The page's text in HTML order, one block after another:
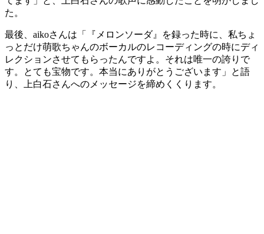
た。
最後、aikoさんは「『メロンソーダ』を録った時に、私ちょ
っとだけ萌歌ちゃんのボーカルのレコーディングの時にディ
レクションさせてもらったんですよ。それは唯一の誇りで
す。とても宝物です。本当にありがとうございます」と語
り、上白石さんへのメッセージを締めくくります。